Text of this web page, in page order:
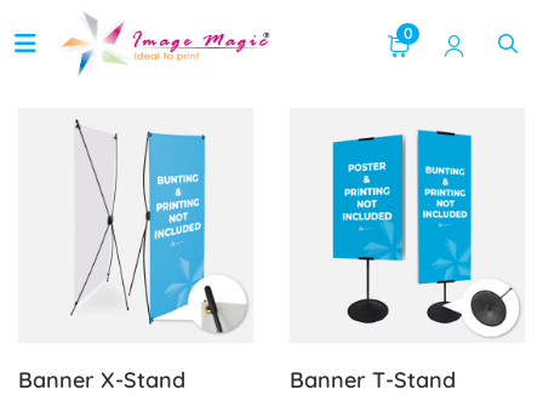
0
Banner X-Stand
Lihat butiran Banner X-Stand
Banner T-Stand